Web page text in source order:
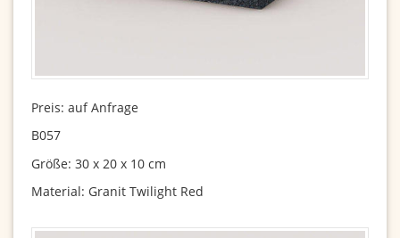
Preis: auf Anfrage
B057
Größe: 30 x 20 x 10 cm
Material: Granit Twilight Red